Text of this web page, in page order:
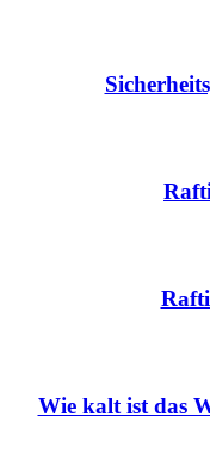
Wie kalt ist das